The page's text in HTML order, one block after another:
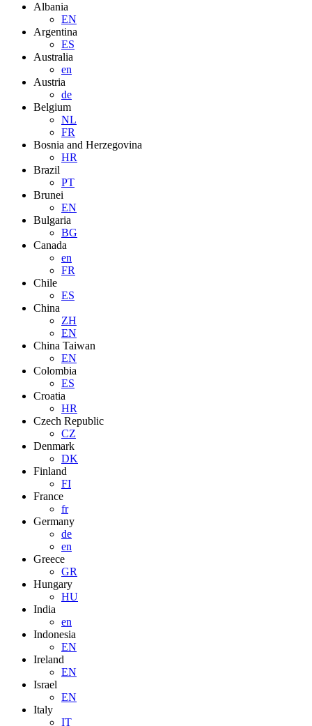
Albania
EN
Argentina
ES
Australia
en
Austria
de
Belgium
NL
FR
Bosnia and Herzegovina
HR
Brazil
PT
Brunei
EN
Bulgaria
BG
Canada
en
FR
Chile
ES
China
ZH
EN
China Taiwan
EN
Colombia
ES
Croatia
HR
Czech Republic
CZ
Denmark
DK
Finland
FI
France
fr
Germany
de
en
Greece
GR
Hungary
HU
India
en
Indonesia
EN
Ireland
EN
Israel
EN
Italy
IT